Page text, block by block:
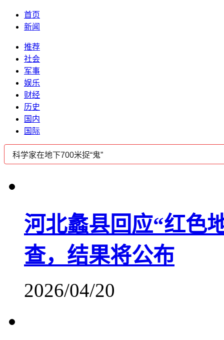
首页
新闻
推荐
社会
军事
娱乐
财经
历史
国内
国际
河北蠡县回应“红色
查，结果将公布
2026/04/20